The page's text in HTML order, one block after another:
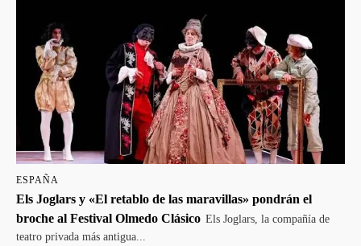
ESPAÑA
Els Joglars y «El retablo de las maravillas» pondrán el
broche al Festival Olmedo Clásico Els Joglars, la compañía de
teatro privada más antigua...